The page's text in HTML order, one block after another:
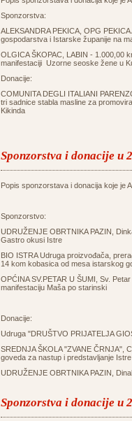
Sponzorstva:
ALEKSANDRA PEKICA, OPG
gospodarstva i Istarske županije na
OLGICA ŠKOPAC, LABIN - 1.000,00
manifestaciji Uzorne seoske žene u
Donacije:
COMUNITA DEGLI ITALIANI
tri sadnice stabla masline za
Kikinda
Sponzorstva i donacije u
Popis sponzorstava i donacija koje je
Sponzorstvo:
UDRUŽENJE OBRTNIKA PAZIN,
Gastro okusi Istre
BIO ISTRA Udruga proizvođača,
14 kom kobasica od mesa istarskog
OPĆINA SV.PETAR U ŠUMI, Sv.
manifestaciju Maša po starinski
Donacije:
Udruga "DRUŠTVO PRIJATELJA
SREDNJA ŠKOLA "ZVANE ČRNJA",
goveda za nastup i predstavljanje
UDRUŽENJE OBRTNIKA PAZIN,
Sponzorstva i donacije u